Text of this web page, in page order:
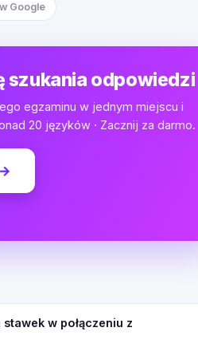
Google
szukania odpowiedzi
egzaminu w jednym miejscu i
20 języków · Zacznij za darmo.
→
w połączeniu z